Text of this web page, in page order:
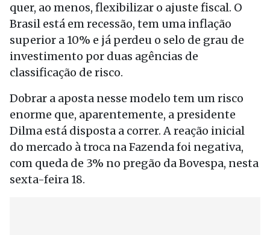
quer, ao menos, flexibilizar o ajuste fiscal. O
Brasil está em recessão, tem uma inflação
superior a 10% e já perdeu o selo de grau de
investimento por duas agências de
classificação de risco.
Dobrar a aposta nesse modelo tem um risco
enorme que, aparentemente, a presidente
Dilma está disposta a correr. A reação inicial
do mercado à troca na Fazenda foi negativa,
com queda de 3% no pregão da Bovespa, nesta
sexta-feira 18.